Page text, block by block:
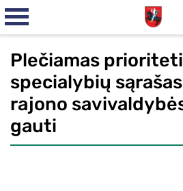
Plečiamas
specialybių
rajono
gauti